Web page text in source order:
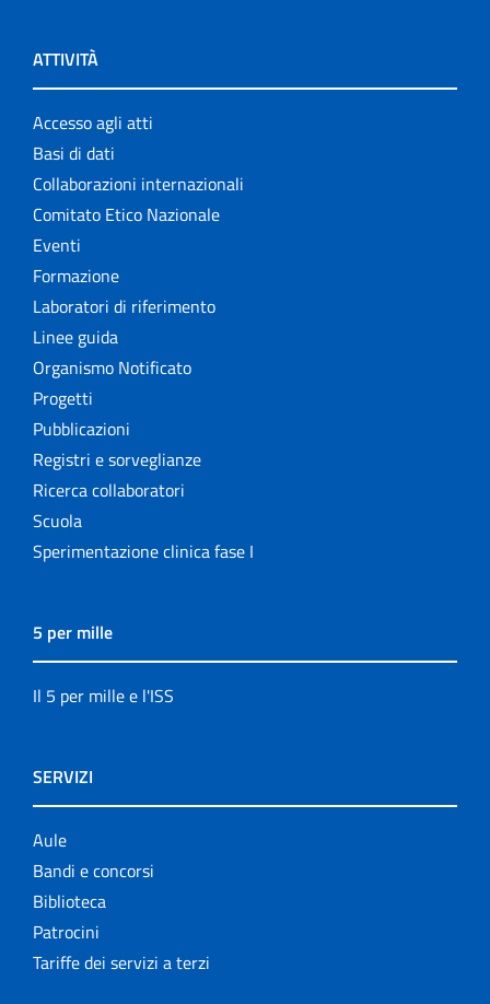
ATTIVITÀ
Accesso agli atti
Basi di dati
Collaborazioni internazionali
Comitato Etico Nazionale
Eventi
Formazione
Laboratori di riferimento
Linee guida
Organismo Notificato
Progetti
Pubblicazioni
Registri e sorveglianze
Ricerca collaboratori
Scuola
Sperimentazione clinica fase I
5 per mille
Il 5 per mille e l'ISS
SERVIZI
Aule
Bandi e concorsi
Biblioteca
Patrocini
Tariffe dei servizi a terzi